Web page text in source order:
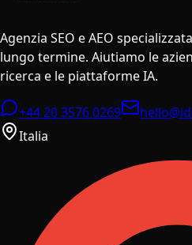
Agenzia SEO e AEO
lungo termine. Aiutiamo le
ricerca e le piattaforme IA.
+44 20 3576 0269
Italia